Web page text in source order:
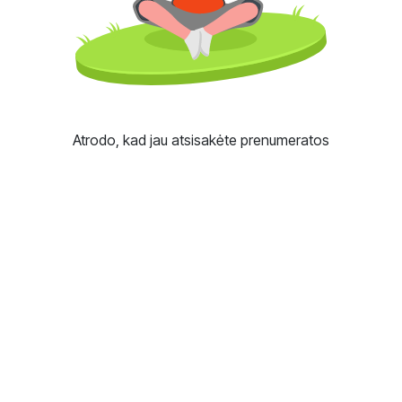
Atrodo, kad jau atsisakėte prenumeratos